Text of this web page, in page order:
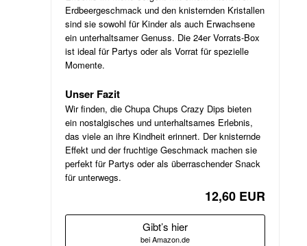
Erdbeergeschmack und den knisternden Kristallen
sind sie sowohl für Kinder als auch Erwachsene
ein unterhaltsamer Genuss. Die 24er Vorrats-Box
ist ideal für Partys oder als Vorrat für spezielle
Momente.
Unser Fazit
Wir finden, die Chupa Chups Crazy Dips bieten
ein nostalgisches und unterhaltsames Erlebnis,
das viele an ihre Kindheit erinnert. Der knisternde
Effekt und der fruchtige Geschmack machen sie
perfekt für Partys oder als überraschender Snack
für unterwegs.
12,60 EUR
Gibt’s hier
bei Amazon.de